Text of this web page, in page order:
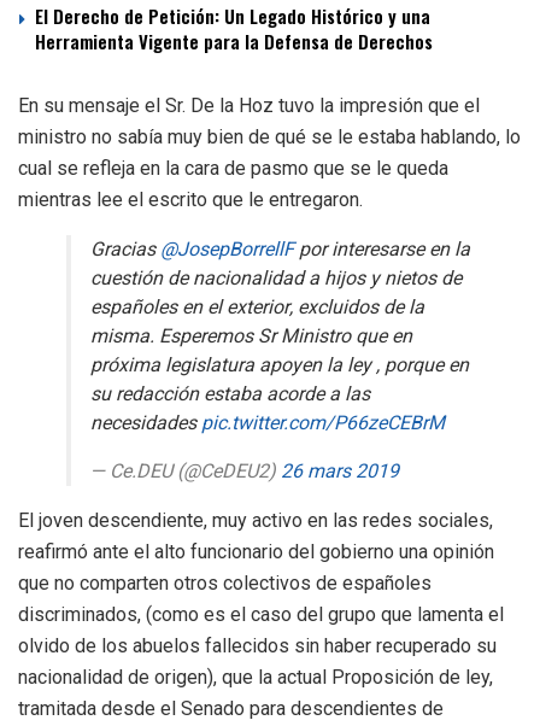
El Derecho de Petición: Un Legado Histórico y una
Herramienta Vigente para la Defensa de Derechos
En su mensaje el Sr. De la Hoz tuvo la impresión que el
ministro no sabía muy bien de qué se le estaba hablando, lo
cual se refleja en la cara de pasmo que se le queda
mientras lee el escrito que le entregaron.
Gracias@JosepBorrellFpor interesarse en la
cuestión de nacionalidad a hijos y nietos de
españoles en el exterior, excluidos de la
misma. Esperemos Sr Ministro que en
próxima legislatura apoyen la ley , porque en
su redacción estaba acorde a las
necesidadespic.twitter.com/P66zeCEBrM
— Ce.DEU (@CeDEU2) 26 mars 2019
El joven descendiente, muy activo en las redes sociales,
reafirmó ante el alto funcionario del gobierno una opinión
que no comparten otros colectivos de españoles
discriminados, (como es el caso del grupo que lamenta el
olvido de los abuelos fallecidos sin haber recuperado su
nacionalidad de origen), que la actual Proposición de ley,
tramitada desde el Senado para descendientes de